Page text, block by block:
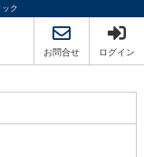
ク
お問合せ ログイン